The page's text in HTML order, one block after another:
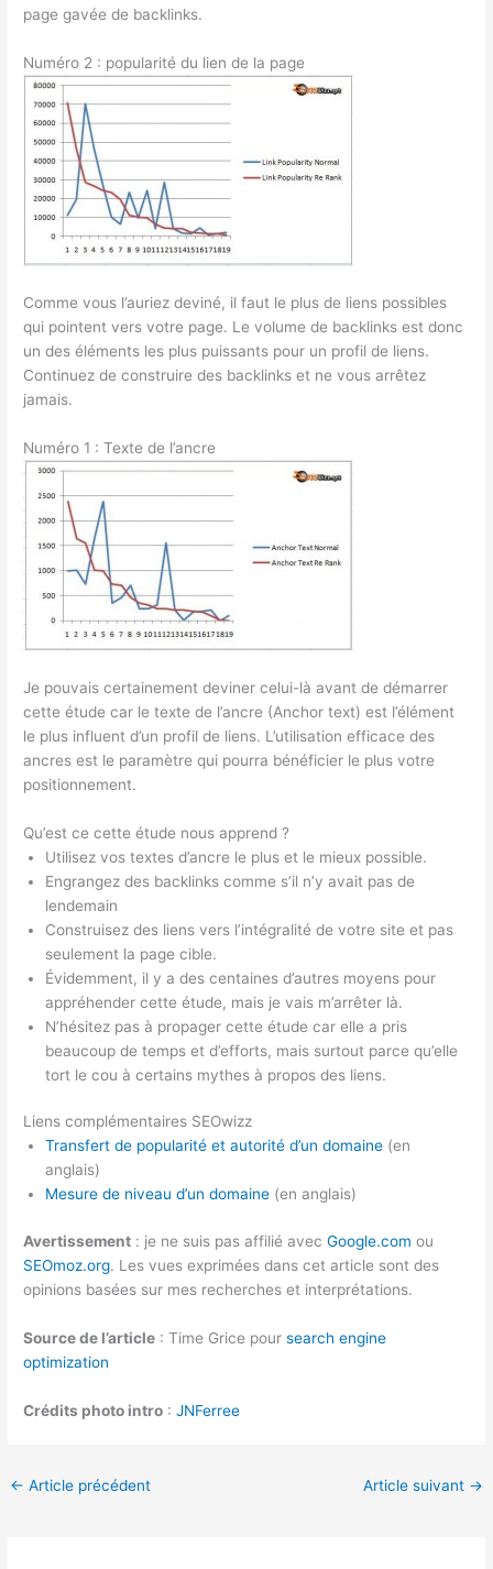
page gavée de backlinks.
Numéro 2 : popularité du lien de la page
Comme vous l’auriez deviné, il faut le plus de liens possibles
qui pointent vers votre page. Le volume de backlinks est donc
un des éléments les plus puissants pour un profil de liens.
Continuez de construire des backlinks et ne vous arrêtez
jamais.
Numéro 1 : Texte de l’ancre
Je pouvais certainement deviner celui-là avant de démarrer
cette étude car le texte de l’ancre (Anchor text) est l’élément
le plus influent d’un profil de liens. L’utilisation efficace des
ancres est le paramètre qui pourra bénéficier le plus votre
positionnement.
Qu’est ce cette étude nous apprend ?
Utilisez vos textes d’ancre le plus et le mieux possible.
Engrangez des backlinks comme s’il n’y avait pas de
lendemain
Construisez des liens vers l’intégralité de votre site et pas
seulement la page cible.
Évidemment, il y a des centaines d’autres moyens pour
appréhender cette étude, mais je vais m’arrêter là.
N’hésitez pas à propager cette étude car elle a pris
beaucoup de temps et d’efforts, mais surtout parce qu’elle
tort le cou à certains mythes à propos des liens.
Liens complémentaires SEOwizz
Transfert de popularité et autorité d’un domaine (en
anglais)
Mesure de niveau d’un domaine (en anglais)
Avertissement : je ne suis pas affilié avecGoogle.com ou
SEOmoz.org. Les vues exprimées dans cet article sont des
opinions basées sur mes recherches et interprétations.
Source de l’article : Time Grice poursearch engine
optimization
Crédits photo intro :JNFerree
← Article précédent Article suivant →